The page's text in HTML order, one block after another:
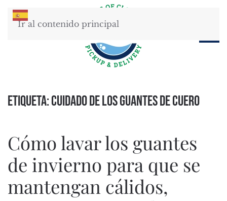
Ir al contenido principal
Etiqueta:cuidado de los guantes de cuero
Cómo lavar los guantes
de invierno para que se
mantengan cálidos,